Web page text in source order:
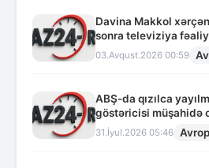
Davina Makkol
sonra televiziya
03.Avqust.2026 00:59
ABŞ-da qızılca
göstəricisi müşahidə
31.İyul.2026 05:46